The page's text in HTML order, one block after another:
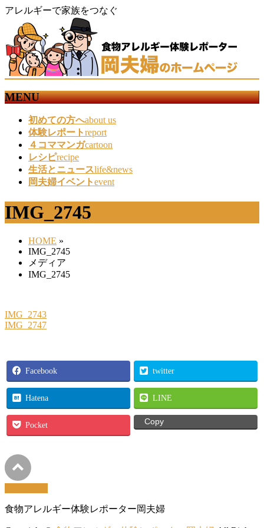
アレルギーで家族をつなぐ
MENU
す
初めての方へabout us
体験レポートreport
４コママンガcartoon
レシピrecipe
生活とニュースlife&news
岡夫婦イベントevent
IMG_2745
HOME »
IMG_2745
メディア
IMG_2745
IMG_2743
IMG_2747
Facebook twitter
Hatena LINE
Pocket Copy
食物アレルギー体験レポーター岡夫婦